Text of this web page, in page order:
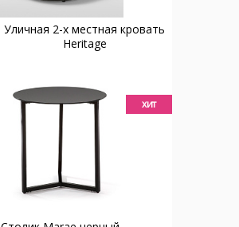
Уличная 2-х местная кровать
Heritage
хит